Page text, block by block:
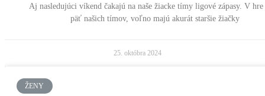
Aj nasledujúci víkend čakajú na naše žiacke tímy ligové zápasy. V hre
päť našich tímov, voľno majú akurát staršie žiačky
25. októbra 2024
ŽENY